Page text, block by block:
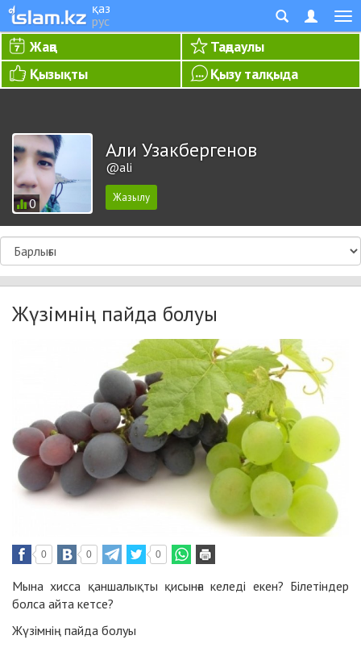
қаз
рус
Жаңа
Таңдаулы
Қызықты
Қызу талқыда
0
Али Узакбергенов
@ali
Жүзімнің пайда болуы
0 0 0
Мына хисса қаншалықты қисынға келеді екен? Білетіндер
болса айта кетсе?
Жүзімнің пайда болуы